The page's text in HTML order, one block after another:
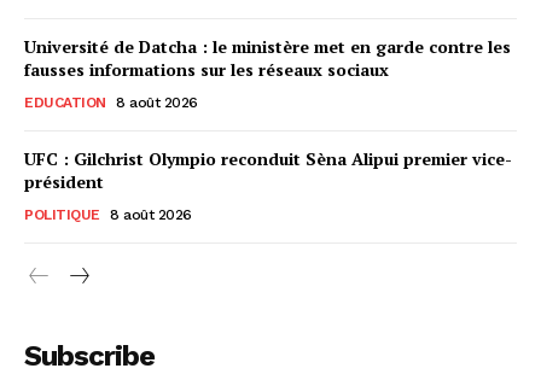
Université de Datcha : le ministère met en garde contre les
fausses informations sur les réseaux sociaux
EDUCATION 8 août 2026
UFC : Gilchrist Olympio reconduit Sèna Alipui premier vice-
président
POLITIQUE 8 août 2026
Subscribe